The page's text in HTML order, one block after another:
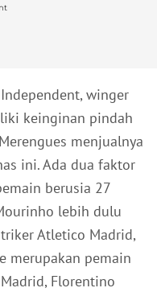
winger
keinginan pindah
menjualnya
ini. Ada dua faktor
berusia 27
lebih dulu
Atletico Madrid,
merupakan pemain
Florentino